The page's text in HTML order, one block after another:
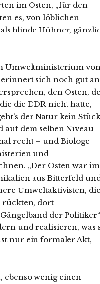
im Osten, „für den
es, von löblichen
blinde Hühner,
Umweltministerium von
sich noch gut an
den Osten,
die DDR nicht hatte,
der Natur kein Stück
auf dem selben Niveau
recht – und Biologe
und
„Der Osten war im
aus Bitterfeld
Umweltaktivisten, die
rückten, dort
der
und realisieren, was
nur ein formaler Akt,
ebenso wenig einen